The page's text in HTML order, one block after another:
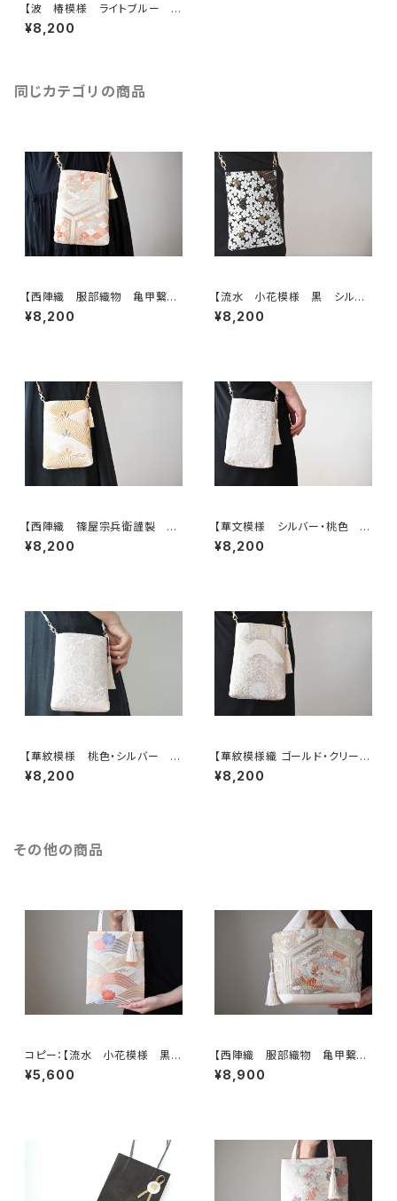
【波 椿模様 ライトブルー シ
ルク 帯リメイク スマホショルダ
ーバッグ】日常使い、お呼ばれの
¥8,200
同じカテゴリの商品
【西陣織 服部織物 亀甲繋ぎ
に鳳凰・花模様 帯リメイク
スマホショルダーバッグ】日常使
¥8,200
【流水 小花模様 黒 シルク
帯リメイク スマホショルダーバ
ッグ】日常使い、お呼ばれの日、
¥8,200
【西陣織 篠屋宗兵衛謹製 若
松模様 ゴールド シルク帯リ
メイク スマホショルダーバッ
¥8,200
【華文模様 シルバー・桃色 シ
ルク帯リメイク スマホショルダ
ーバッグ】日常使い、お呼ばれの
¥8,200
【華紋模様 桃色・シルバー シ
ルク帯リメイク スマホショル
ダーバッグ】日常使い、お呼ばれ
¥8,200
【華紋模様織 ゴールド・クリーム
色 シルク帯リメイク スマホ
ショルダーバッグ】日常使い、お
¥8,200
その他の商品
コピー：【流水 小花模様 黒
シルク 帯リメイク ミニサブバッ
ク フォーマルバック】日常使い、
¥5,600
【西陣織 服部織物 亀甲繋ぎ
に鳳凰・花模様 帯リメイク ト
ートバッグ】日常使い、結婚式、パ
¥8,900